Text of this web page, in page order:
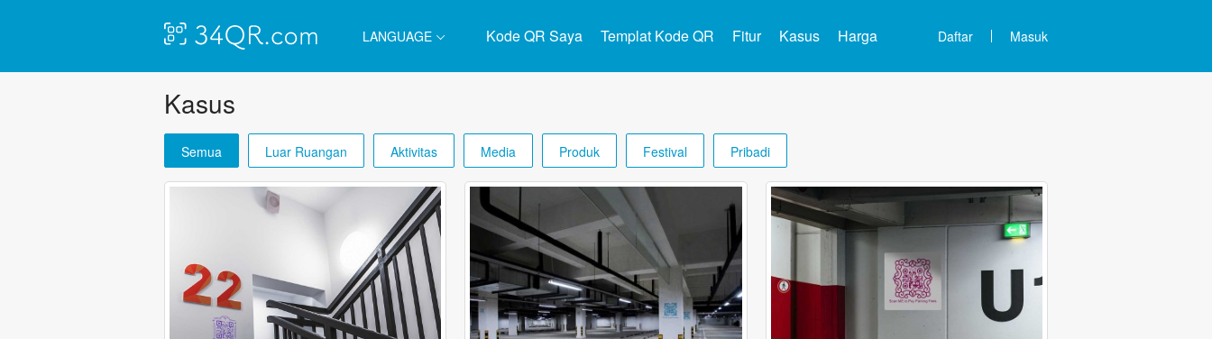
LANGUAGE Kode QR Saya Templat Kode QR Fitur Kasus Harga Daftar Masuk
Kasus
Semua Luar Ruangan Aktivitas Media Produk Festival Pribadi